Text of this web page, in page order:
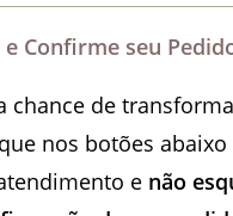
e Confirme seu
chance de
nos botões abaixo
e não